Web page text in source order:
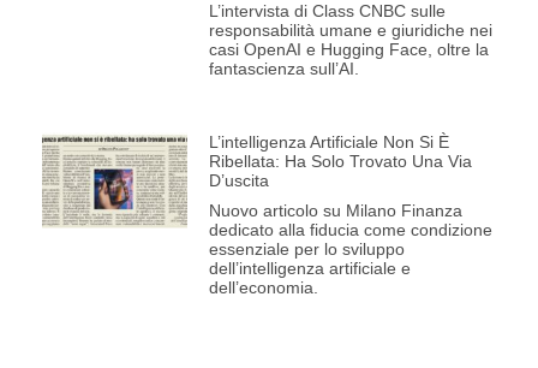
L’intervista di Class CNBC sulle
responsabilità umane e giuridiche nei
casi OpenAI e Hugging Face, oltre la
fantascienza sull’AI.
L’intelligenza Artificiale Non Si È
Ribellata: Ha Solo Trovato Una Via
D’uscita
Nuovo articolo su Milano Finanza
dedicato alla fiducia come condizione
essenziale per lo sviluppo
dell’intelligenza artificiale e
dell’economia.